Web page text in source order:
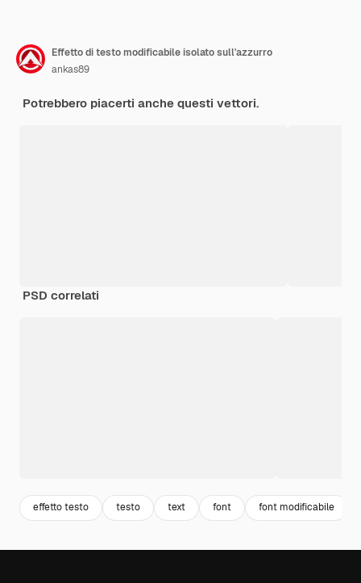
Effetto di testo modificabile isolato sull'azzurro
ankas89
Potrebbero piacerti anche questi vettori.
PSD correlati
effetto testo testo text font font modificabile